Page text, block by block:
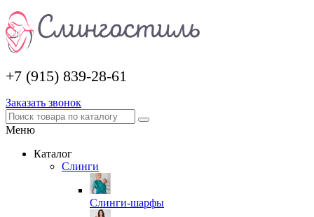
+7 (915) 839-28-61
Заказать звонок
Меню
Каталог
Слинги
Слинги-шарфы